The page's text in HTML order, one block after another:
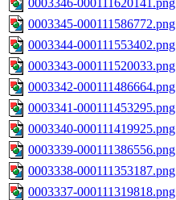
0003346-000111620141.png
0003345-000111586772.png
0003344-000111553402.png
0003343-000111520033.png
0003342-000111486664.png
0003341-000111453295.png
0003340-000111419925.png
0003339-000111386556.png
0003338-000111353187.png
0003337-000111319818.png